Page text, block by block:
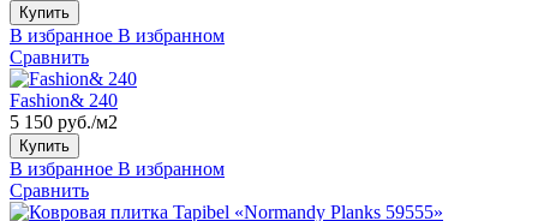
Купить
В избранное В избранном
Сравнить
Fashion& 240
5 150 руб./м2
Купить
В избранное В избранном
Сравнить